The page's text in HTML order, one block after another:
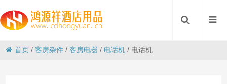
首页 /客房杂件 /客房电器 / 电话机 / 电话机